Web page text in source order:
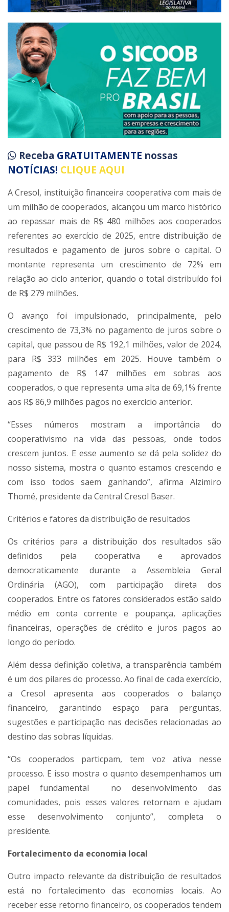
Receba GRATUITAMENTE nossas
NOTÍCIAS! CLIQUE AQUI
A Cresol, instituição financeira cooperativa com mais de
um milhão de cooperados, alcançou um marco histórico
ao repassar mais de R$ 480 milhões aos cooperados
referentes ao exercício de 2025, entre distribuição de
resultados e pagamento de juros sobre o capital. O
montante representa um crescimento de 72% em
relação ao ciclo anterior, quando o total distribuído foi
de R$ 279 milhões.
O avanço foi impulsionado, principalmente, pelo
crescimento de 73,3% no pagamento de juros sobre o
capital, que passou de R$ 192,1 milhões, valor de 2024,
para R$ 333 milhões em 2025. Houve também o
pagamento de R$ 147 milhões em sobras aos
cooperados, o que representa uma alta de 69,1% frente
aos R$ 86,9 milhões pagos no exercício anterior.
“Esses números mostram a importância do
cooperativismo na vida das pessoas, onde todos
crescem juntos. E esse aumento se dá pela solidez do
nosso sistema, mostra o quanto estamos crescendo e
com isso todos saem ganhando”, afirma Alzimiro
Thomé, presidente da Central Cresol Baser.
Critérios e fatores da distribuição de resultados
Os critérios para a distribuição dos resultados são
definidos pela cooperativa e aprovados
democraticamente durante a Assembleia Geral
Ordinária (AGO), com participação direta dos
cooperados. Entre os fatores considerados estão saldo
médio em conta corrente e poupança, aplicações
financeiras, operações de crédito e juros pagos ao
longo do período.
Além dessa definição coletiva, a transparência também
é um dos pilares do processo. Ao final de cada exercício,
a Cresol apresenta aos cooperados o balanço
financeiro, garantindo espaço para perguntas,
sugestões e participação nas decisões relacionadas ao
destino das sobras líquidas.
“Os cooperados particpam, tem voz ativa nesse
processo. E isso mostra o quanto desempenhamos um
papel fundamental no desenvolvimento das
comunidades, pois esses valores retornam e ajudam
esse desenvolvimento conjunto”, completa o
presidente.
Fortalecimento da economia local
Outro impacto relevante da distribuição de resultados
está no fortalecimento das economias locais. Ao
receber esse retorno financeiro, os cooperados tendem